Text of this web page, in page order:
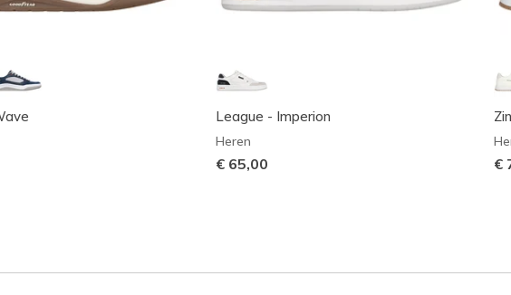
League - Imperion
Heren
€ 65,00 €